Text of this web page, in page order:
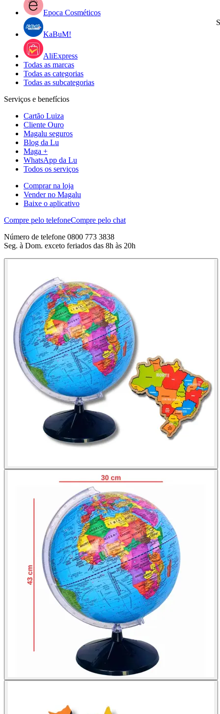
Epoca Cosméticos
KaBuM!
AliExpress
Todas as marcas
Todas as categorias
Todas as subcategorias
Serviços e benefícios
Cartão Luiza
Cliente Ouro
Magalu seguros
Blog da Lu
Maga +
WhatsApp da Lu
Todos os serviços
Comprar na loja
Vender no Magalu
Baixe o aplicativo
Compre pelo telefoneCompre pelo chat
Número de telefone 0800 773 3838
Seg. à Dom. exceto feriados das 8h às 20h